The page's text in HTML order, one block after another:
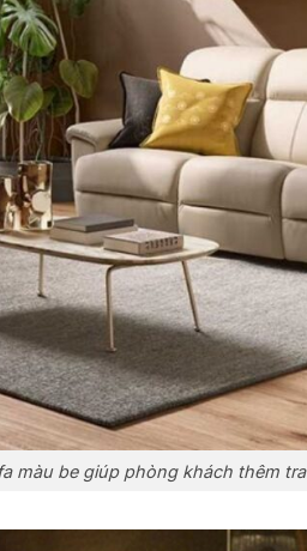
màu be giúp phòng khách thêm